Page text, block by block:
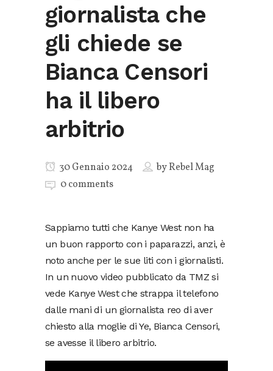
giornalista che
gli chiede se
Bianca Censori
ha il libero
arbitrio
30 Gennaio 2024 byRebel Mag
0 comments
Sappiamo tutti che Kanye West non ha
un buon rapporto con i paparazzi, anzi, è
noto anche per le sue liti con i giornalisti.
In un nuovo video pubblicato da TMZ si
vede Kanye West che strappa il telefono
dalle mani di un giornalista reo di aver
chiesto alla moglie di Ye, Bianca Censori,
se avesse il libero arbitrio.